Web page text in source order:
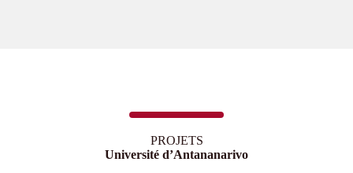
PROJETS
Université d’Antananarivo